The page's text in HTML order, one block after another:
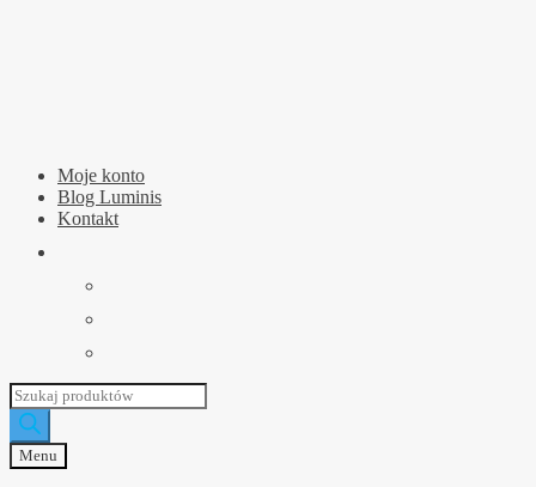
Moje konto
Blog Luminis
Kontakt
Wyszukiwarka
produktów
Menu